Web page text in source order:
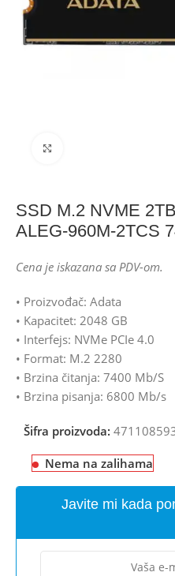
SSD M.2 NVME
ALEG-960M-2TCS
Cena je iskazana sa PDV-om.
• Proizvođač: Adata
• Kapacitet: 2048 GB
• Interfejs: NVMe PCIe 4.0
• Format: M.2 2280
• Brzina čitanja: 7400 Mb/S
• Brzina pisanja: 6800 Mb/s
Šifra proizvoda:
Nema na zalihama
Javite mi kada